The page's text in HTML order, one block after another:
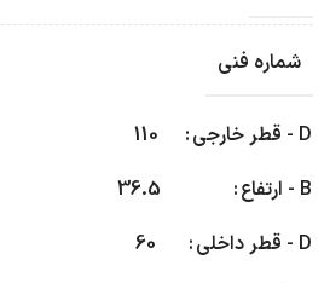
شماره فنی
D - قطر خارجی
110
B - ارتفاع
36.5
D - قطر داخلی
60